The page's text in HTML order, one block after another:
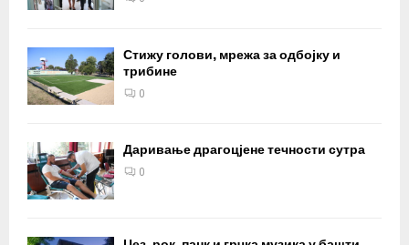
Стижу голови, мрежа за одбојку и
трибине
0
Даривање драгоцјене течности сутра
0